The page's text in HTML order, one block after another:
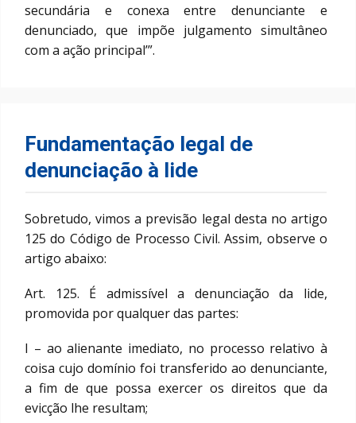
secundária e conexa entre denunciante e
denunciado, que impõe julgamento simultâneo
com a ação principal’”.
Fundamentação legal de
denunciação à lide
Sobretudo, vimos a previsão legal desta no artigo
125 do Código de Processo Civil. Assim, observe o
artigo abaixo:
Art. 125. É admissível a denunciação da lide,
promovida por qualquer das partes:
I – ao alienante imediato, no processo relativo à
coisa cujo domínio foi transferido ao denunciante,
a fim de que possa exercer os direitos que da
evicção lhe resultam;